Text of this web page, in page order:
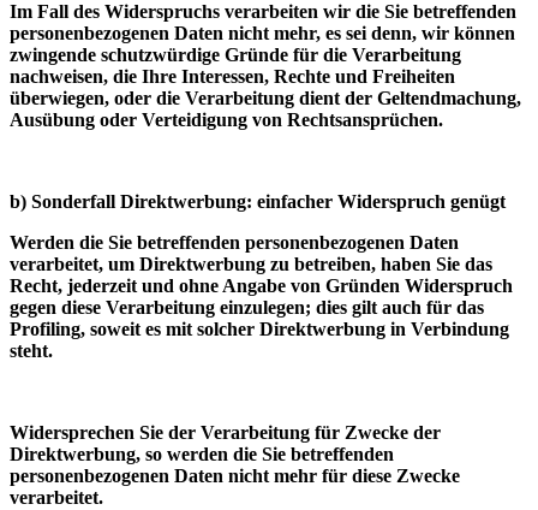
Im Fall des Widerspruchs verarbeiten wir die Sie betreffenden
personenbezogenen Daten nicht mehr, es sei denn, wir können
zwingende schutzwürdige Gründe für die Verarbeitung
nachweisen, die Ihre Interessen, Rechte und Freiheiten
überwiegen, oder die Verarbeitung dient der Geltendmachung,
Ausübung oder Verteidigung von Rechtsansprüchen.
b) Sonderfall Direktwerbung: einfacher Widerspruch genügt
Werden die Sie betreffenden personenbezogenen Daten
verarbeitet, um Direktwerbung zu betreiben, haben Sie das
Recht, jederzeit und ohne Angabe von Gründen Widerspruch
gegen diese Verarbeitung einzulegen; dies gilt auch für das
Profiling, soweit es mit solcher Direktwerbung in Verbindung
steht.
Widersprechen Sie der Verarbeitung für Zwecke der
Direktwerbung, so werden die Sie betreffenden
personenbezogenen Daten nicht mehr für diese Zwecke
verarbeitet.